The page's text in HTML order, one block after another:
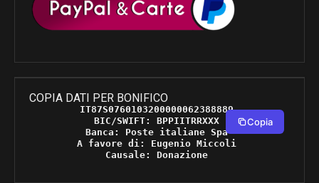
COPIA DATI PER BONIFICO
IT87S0760103200000062388889
BIC/SWIFT: BPPIITRRXXX
Banca: Poste italiane Spa
A favore di: Eugenio Miccoli
Causale: Donazione
Copia